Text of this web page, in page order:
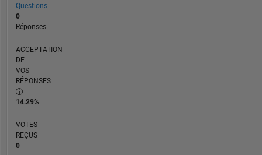
Questions
0
Réponses
ACCEPTATION
DE
VOS
RÉPONSES
14.29%
VOTES
REÇUS
0